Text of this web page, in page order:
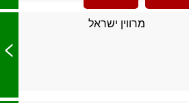
מרווין ישראל
>